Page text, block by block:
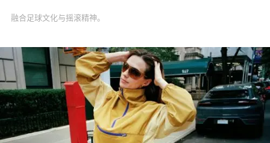
融合足球文化与摇滚精神。